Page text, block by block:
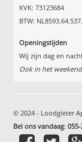
KVK: 73123684
BTW:
Openingstijden
Wij zijn dag en
Ook in het
© 2024 - Loodgieter
Bel ons vandaag: